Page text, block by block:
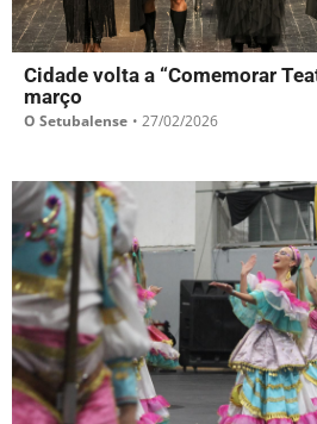
Cidade volta a “Comemorar
março
O Setubalense • 27/02/2026